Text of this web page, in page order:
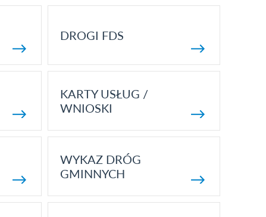
DROGI FDS
KARTY USŁUG /
WNIOSKI
WYKAZ DRÓG
GMINNYCH